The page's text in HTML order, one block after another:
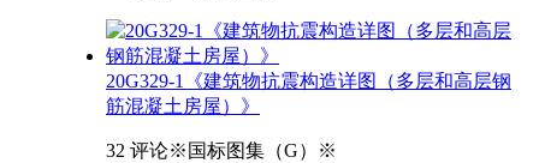
20G329-1《建筑物抗震构造详图（多层和高层钢
筋混凝土房屋）》
32 评论※国标图集（G）※